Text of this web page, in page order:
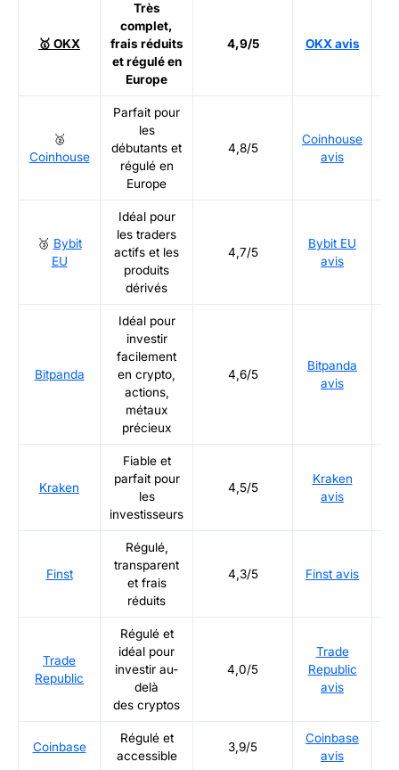
🥇 OKX
Très
complet,
frais réduits
et régulé en
Europe
4,9/5 OKX avis
🥈
Coinhouse
Parfait pour
les
débutants et
régulé en
Europe
4,8/5
Coinhouse
avis
🥉 Bybit
EU
Idéal pour
les traders
actifs et les
produits
dérivés
4,7/5
Bybit EU
avis
Bitpanda
Idéal pour
investir
facilement
en crypto,
actions,
métaux
précieux
4,6/5
Bitpanda
avis
Kraken
Fiable et
parfait pour
les
investisseurs
4,5/5
Kraken
avis
Finst
Régulé,
transparent
et frais
réduits
4,3/5 Finst avis
Trade
Republic
Régulé et
idéal pour
investir au-
delà
des cryptos
4,0/5
Trade
Republic
avis
Coinbase
Régulé et
accessible
3,9/5
Coinbase
avis